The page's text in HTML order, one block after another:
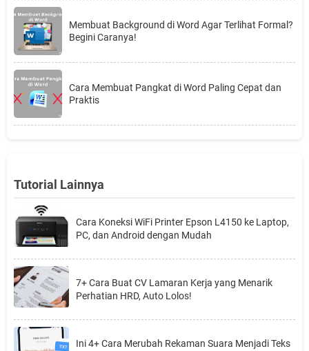
Membuat Background di Word Agar Terlihat Formal?
Begini Caranya!
Cara Membuat Pangkat di Word Paling Cepat dan
Praktis
Tutorial Lainnya
Cara Koneksi WiFi Printer Epson L4150 ke Laptop,
PC, dan Android dengan Mudah
7+ Cara Buat CV Lamaran Kerja yang Menarik
Perhatian HRD, Auto Lolos!
Ini 4+ Cara Merubah Rekaman Suara Menjadi Teks